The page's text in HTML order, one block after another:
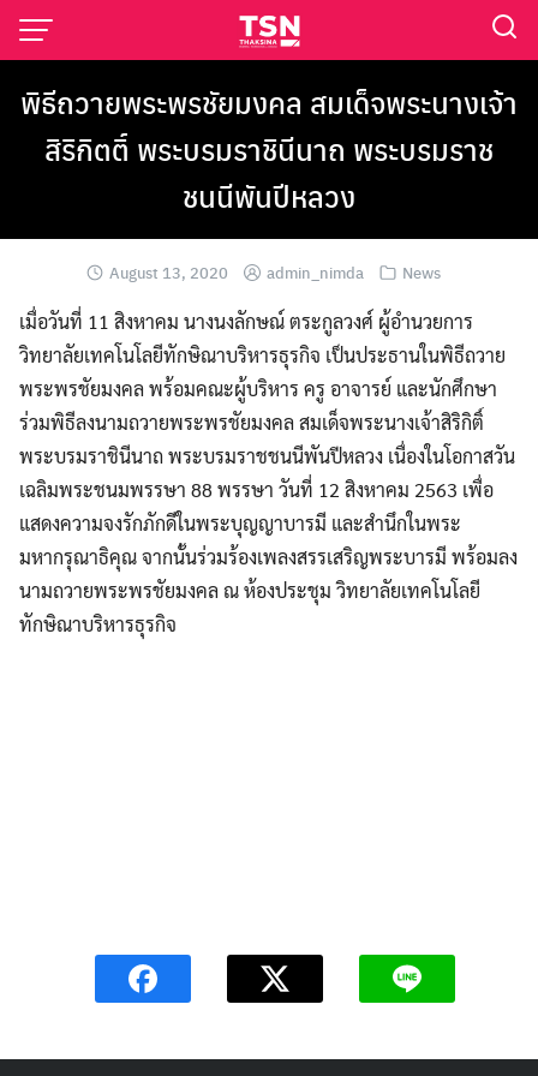
พิธีถวายพระพรชัยมงคล สมเด็จพระนางเจ้า
สิริกิตติ์ พระบรมราชินีนาถ พระบรมราช
ชนนีพันปีหลวง
August 13, 2020 admin_nimda News
เมื่อวันที่ 11 สิงหาคม นางนงลักษณ์ ตระกูลวงศ์ ผู้อำนวยการ
วิทยาลัยเทคโนโลยีทักษิณาบริหารธุรกิจ เป็นประธานในพิธีถวาย
พระพรชัยมงคล พร้อมคณะผู้บริหาร ครู อาจารย์ และนักศึกษา
ร่วมพิธีลงนามถวายพระพรชัยมงคล สมเด็จพระนางเจ้าสิริกิติ์
พระบรมราชินีนาถ พระบรมราชชนนีพันปีหลวง เนื่องในโอกาสวัน
เฉลิมพระชนมพรรษา 88 พรรษา วันที่ 12 สิงหาคม 2563 เพื่อ
แสดงความจงรักภักดีในพระบุญญาบารมี และสำนึกในพระ
มหากรุณาธิคุณ จากนั้นร่วมร้องเพลงสรรเสริญพระบารมี พร้อมลง
นามถวายพระพรชัยมงคล ณ ห้องประชุม วิทยาลัยเทคโนโลยี
ทักษิณาบริหารธุรกิจ